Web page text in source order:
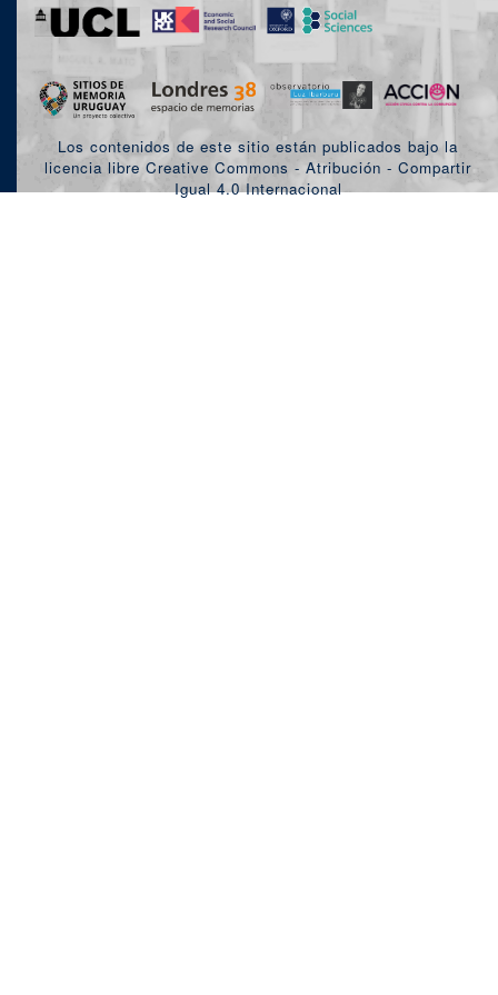
Los contenidos de este sitio están publicados bajo la
licencia libre Creative Commons - Atribución - Compartir
Igual 4.0 Internacional